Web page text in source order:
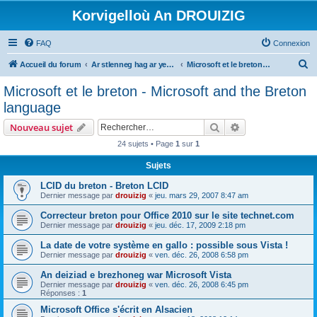
Korvigelloù An DROUIZIG
FAQ Connexion
Accueil du forum Ar stlenneg hag ar yezhoù bihan er bed a-bezh Microsoft et le breton - Microsoft and the Breton language
Microsoft et le breton - Microsoft and the Breton
language
Nouveau sujet Rechercher
24 sujets • Page 1 sur 1
Sujets
LCID du breton - Breton LCID
Dernier message par drouizig « jeu. mars 29, 2007 8:47 am
Correcteur breton pour Office 2010 sur le site technet.com
Dernier message par drouizig « jeu. déc. 17, 2009 2:18 pm
La date de votre système en gallo : possible sous Vista !
Dernier message par drouizig « ven. déc. 26, 2008 6:58 pm
An deiziad e brezhoneg war Microsoft Vista
Dernier message par drouizig « ven. déc. 26, 2008 6:45 pm
Réponses : 1
Microsoft Office s'écrit en Alsacien